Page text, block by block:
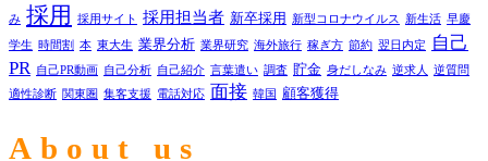
み 採用 採用サイト 採用担当者 新卒採用 新型コロナウイルス 新生活 早慶
学生 時間割 本 東大生 業界分析 業界研究 海外旅行 稼ぎ方 節約 翌日内定
自己
PR 自己PR動画 自己分析 自己紹介 言葉遣い 調査 貯金 身だしなみ 逆求人
逆質問
適性診断 関東圏 集客支援 電話対応 面接 韓国 顧客獲得
About us